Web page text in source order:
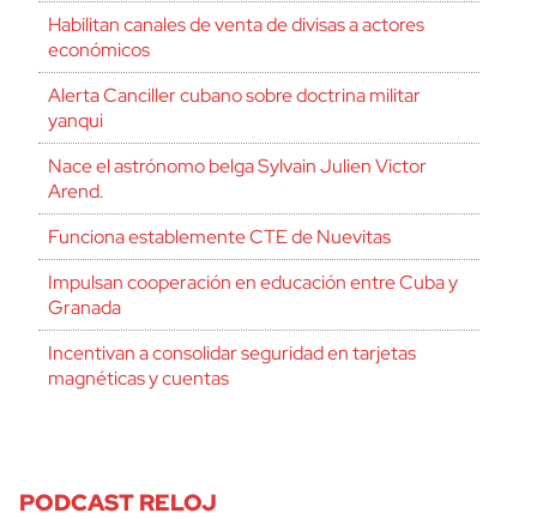
Habilitan canales de venta de divisas a actores
económicos
Alerta Canciller cubano sobre doctrina militar
yanqui
Nace el astrónomo belga Sylvain Julien Victor
Arend.
Funciona establemente CTE de Nuevitas
Impulsan cooperación en educación entre Cuba y
Granada
Incentivan a consolidar seguridad en tarjetas
magnéticas y cuentas
PODCAST RELOJ